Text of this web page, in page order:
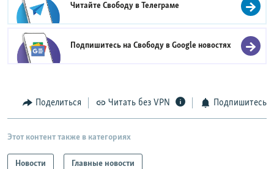
Читайте Свободу вТелеграме
Подпишитесь на Свободу вGoogle новостях
Поделиться Читать без VPN Подпишитесь
Этот контент также в категориях
Новости Главные новости